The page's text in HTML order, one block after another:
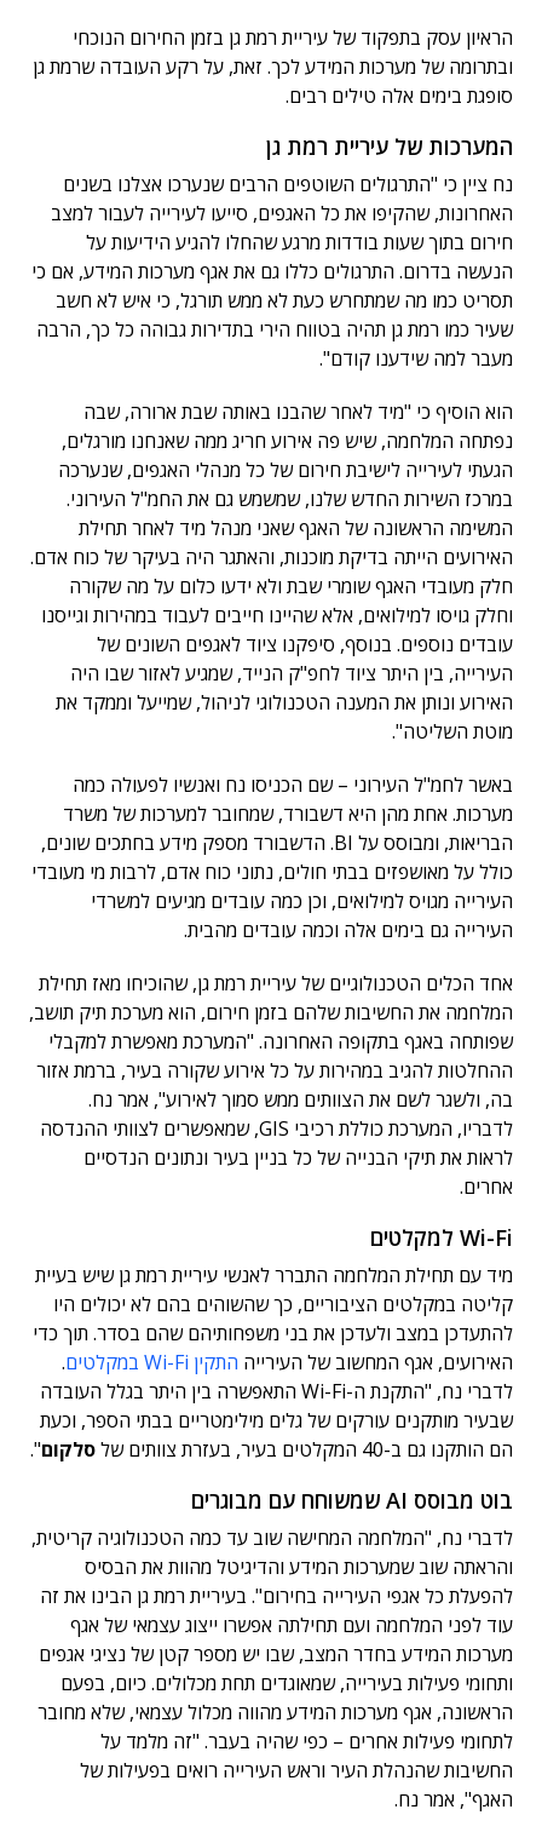
הראיון עסק בתפקוד של עיריית רמת גן בזמן החירום הנוכחי
ובתרומה של מערכות המידע לכך. זאת, על רקע העובדה שרמת גן
סופגת בימים אלה טילים רבים.
המערכות של עיריית רמת גן
נח ציין כי "התרגולים השוטפים הרבים שנערכו אצלנו בשנים
האחרונות, שהקיפו את כל האגפים, סייעו לעירייה לעבור למצב
חירום בתוך שעות בודדות מרגע שהחלו להגיע הידיעות על
הנעשה בדרום. התרגולים כללו גם את אגף מערכות המידע, אם כי
תסריט כמו מה שמתחרש כעת לא ממש תורגל, כי איש לא חשב
שעיר כמו רמת גן תהיה בטווח הירי בתדירות גבוהה כל כך, הרבה
מעבר למה שידענו קודם".
הוא הוסיף כי "מיד לאחר שהבנו באותה שבת ארורה, שבה
נפתחה המלחמה, שיש פה אירוע חריג ממה שאנחנו מורגלים,
הגעתי לעירייה לישיבת חירום של כל מנהלי האגפים, שנערכה
במרכז השירות החדש שלנו, שמשמש גם את החמ"ל העירוני.
המשימה הראשונה של האגף שאני מנהל מיד לאחר תחילת
האירועים הייתה בדיקת מוכנות, והאתגר היה בעיקר של כוח אדם.
חלק מעובדי האגף שומרי שבת ולא ידעו כלום על מה שקורה
וחלק גויסו למילואים, אלא שהיינו חייבים לעבוד במהירות וגייסנו
עובדים נוספים. בנוסף, סיפקנו ציוד לאגפים השונים של
העירייה, בין היתר ציוד לחפ"ק הנייד, שמגיע לאזור שבו היה
האירוע ונותן את המענה הטכנולוגי לניהול, שמייעל וממקד את
מוטת השליטה".
באשר לחמ"ל העירוני – שם הכניסו נח ואנשיו לפעולה כמה
מערכות. אחת מהן היא דשבורד, שמחובר למערכות של משרד
הבריאות, ומבוסס על BI. הדשבורד מספק מידע בחתכים שונים,
כולל על מאושפזים בבתי חולים, נתוני כוח אדם, לרבות מי מעובדי
העירייה מגויס למילואים, וכן כמה עובדים מגיעים למשרדי
העירייה גם בימים אלה וכמה עובדים מהבית.
אחד הכלים הטכנולוגיים של עיריית רמת גן, שהוכיחו מאז תחילת
המלחמה את החשיבות שלהם בזמן חירום, הוא מערכת תיק תושב,
שפותחה באגף בתקופה האחרונה. "המערכת מאפשרת למקבלי
ההחלטות להגיב במהירות על כל אירוע שקורה בעיר, ברמת אזור
בה, ולשגר לשם את הצוותים ממש סמוך לאירוע", אמר נח.
לדבריו, המערכת כוללת רכיבי GIS, שמאפשרים לצוותי ההנדסה
לראות את תיקי הבנייה של כל בניין בעיר ונתונים הנדסיים
אחרים.
Wi-Fi למקלטים
מיד עם תחילת המלחמה התברר לאנשי עיריית רמת גן שיש בעיית
קליטה במקלטים הציבוריים, כך שהשוהים בהם לא יכולים היו
להתעדכן במצב ולעדכן את בני משפחותיהם שהם בסדר. תוך כדי
האירועים, אגף המחשוב של העירייה התקין Wi-Fi במקלטים
.
לדברי נח, "התקנת ה-Wi-Fi התאפשרה בין היתר בגלל העובדה
שבעיר מותקנים עורקים של גלים מילימטריים בבתי הספר, וכעת
הם הותקנו גם ב-40 המקלטים בעיר, בעזרת צוותים של
סלקום".
בוט מבוסס AI שמשוחח עם מבוגרים
לדברי נח, "המלחמה המחישה שוב עד כמה הטכנולוגיה קריטית,
והראתה שוב שמערכות המידע והדיגיטל מהוות את הבסיס
להפעלת כל אגפי העירייה בחירום". בעיריית רמת גן הבינו את זה
עוד לפני המלחמה ועם תחילתה אפשרו ייצוג עצמאי של אגף
מערכות המידע בחדר המצב, שבו יש מספר קטן של נציגי אגפים
ותחומי פעילות בעירייה, שמאוגדים תחת מכלולים. כיום, בפעם
הראשונה, אגף מערכות המידע מהווה מכלול עצמאי, שלא מחובר
לתחומי פעילות אחרים – כפי שהיה בעבר. "זה מלמד על
החשיבות שהנהלת העיר וראש העירייה רואים בפעילות של
האגף", אמר נח.